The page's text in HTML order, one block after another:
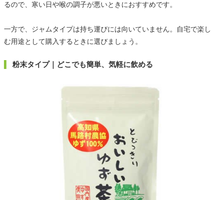
るので、寒い日や喉の調子が悪いときにおすすめです。
一方で、ジャムタイプは持ち運びには向いていません。自宅で楽し
む用途として購入するときに選びましょう。
粉末タイプ｜どこでも簡単、気軽に飲める